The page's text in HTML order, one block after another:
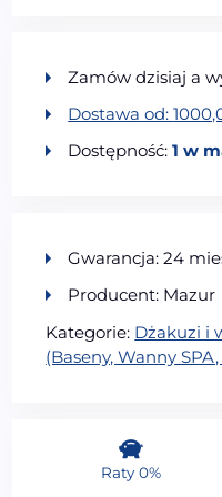
Zamów dzisiaj a
Dostawa od:
Dostępność:1 w
Gwarancja: 24
Producent: Mazur
Kategorie: Dżakuzi i
(Baseny, Wanny
Raty 0%